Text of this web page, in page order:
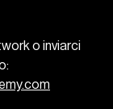
o inviarci